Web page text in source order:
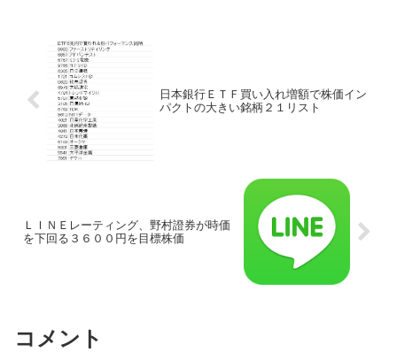
日本銀行ＥＴＦ買い入れ増額で株価イン
パクトの大きい銘柄２１リスト
ＬＩＮＥレーティング、野村證券が時価
を下回る３６００円を目標株価
コメント